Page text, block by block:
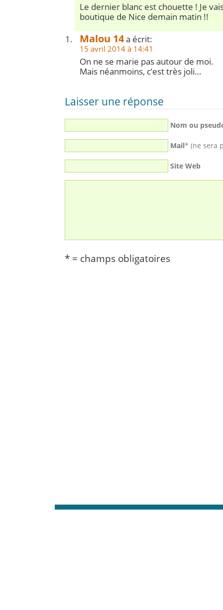
Le dernier blanc est chouette ! Je
boutique de Nice demain matin !!
Malou 14a écrit:
15 avril 2014 à 14:41
On ne se marie pas autour de moi.
Mais néanmoins, c’est très joli…
Laisser une réponse
Nom ou
Mail* (ne sera
Site Web
* = champs obligatoires